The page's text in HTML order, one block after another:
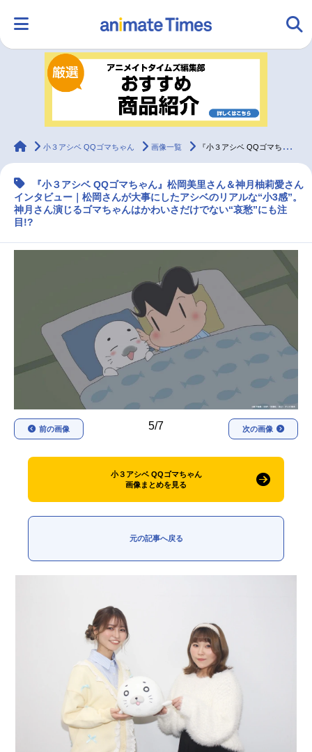
ランキング アニメ
ラジオ グッズ
マンガ・ラノベ ゲーム・アプリ 音楽 コスプレ
声優記事一覧
アニメ映画一覧 実写化映画一覧
今期アニメ曜日別一覧
秋アニメ
男性声優/女性声優一覧
FOLLOW US
animateTimes
小３アシベ QQゴマちゃん 画像一覧 『小３アシベ QQゴマちゃん』松岡美里＆神月柚莉愛が芝居に込めた“ゴマちゃん愛”／インタビュー
『小３アシベ QQゴマちゃん』松岡美里さん＆神月柚莉愛さん
インタビュー｜松岡さんが大事にしたアシベのリアルな“小3感”。
神月さん演じるゴマちゃんはかわいさだけでない“哀愁”にも注
目!?
5/7
前の画像 次の画像
小３アシベ QQゴマちゃん
画像まとめを見る
元の記事へ戻る